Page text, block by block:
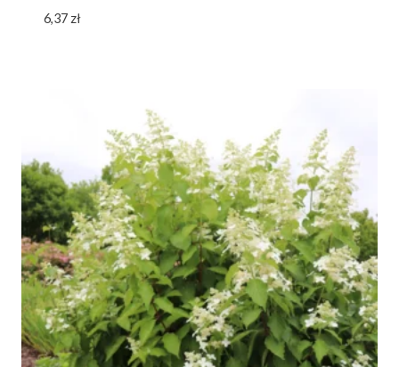
6,37 zł